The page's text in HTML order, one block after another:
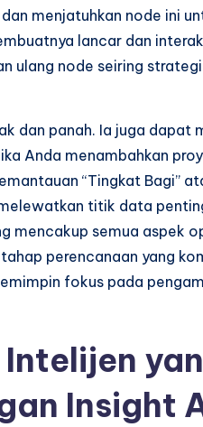
menjatuhkan node ini
lancar dan
ulang node seiring
dan panah. Ia juga dapat
Anda menambahkan
“Tingkat Bagi”
titik data
mencakup semua aspek
perencanaan yang
fokus pada
Insight